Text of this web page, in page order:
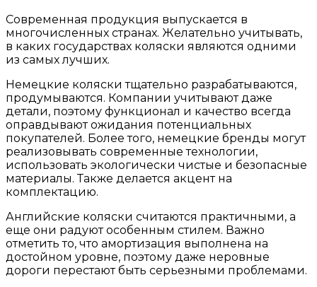
Современная продукция выпускается в
многочисленных странах. Желательно учитывать,
в каких государствах коляски являются одними
из самых лучших.
Немецкие коляски тщательно разрабатываются,
продумываются. Компании учитывают даже
детали, поэтому функционал и качество всегда
оправдывают ожидания потенциальных
покупателей. Более того, немецкие бренды могут
реализовывать современные технологии,
использовать экологически чистые и безопасные
материалы. Также делается акцент на
комплектацию.
Английские коляски считаются практичными, а
еще они радуют особенным стилем. Важно
отметить то, что амортизация выполнена на
достойном уровне, поэтому даже неровные
дороги перестают быть серьезными проблемами.